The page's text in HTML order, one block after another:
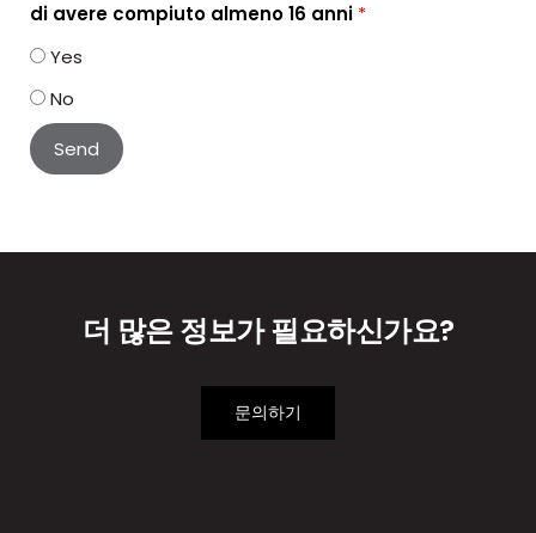
di avere compiuto almeno 16 anni *
Yes
No
더 많은 정보가 필요하신가요?
문의하기